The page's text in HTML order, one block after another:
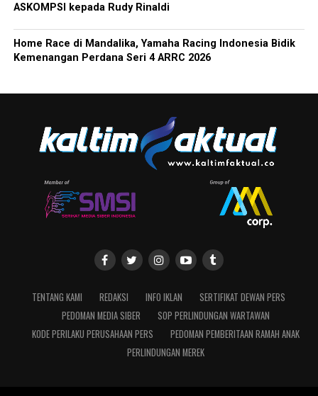
ASKOMPSI kepada Rudy Rinaldi
Home Race di Mandalika, Yamaha Racing Indonesia Bidik
Kemenangan Perdana Seri 4 ARRC 2026
TENTANG KAMI REDAKSI INFO IKLAN
SERTIFIKAT DEWAN PERS
PEDOMAN MEDIA SIBER
SOP PERLINDUNGAN WARTAWAN
KODE PERILAKU PERUSAHAAN PERS
PEDOMAN PEMBERITAAN RAMAH ANAK
PERLINDUNGAN MEREK